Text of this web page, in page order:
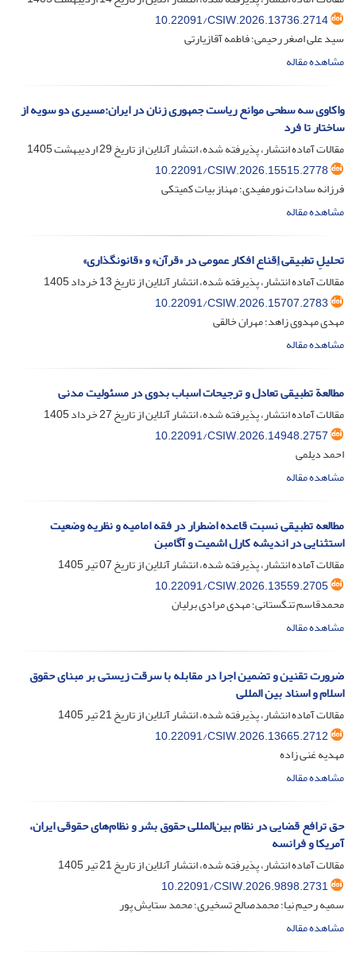
10.22091/CSIW.2026.13736.2714
سید علی اصغر رحیمی؛ فاطمه آقازیارتی
مشاهده مقاله
واکاوی سه سطحی موانع ریاست جمهوری زنان در ایران:مسیری دو سویه از
ساختار تا فرد
مقالات آماده انتشار، پذیرفته شده، انتشار آنلاین از تاریخ29 اردیبهشت 1405
10.22091/CSIW.2026.15515.2778
فرزانه سادات نورمفیدی؛ مهناز بیات کمیتکی
مشاهده مقاله
تحلیلِ تطبیقی اِقناع افکار عمومی در «قرآن» و «قانونگذاری»
مقالات آماده انتشار، پذیرفته شده، انتشار آنلاین از تاریخ13 خرداد 1405
10.22091/CSIW.2026.15707.2783
مهدی مهدوی زاهد؛ مهران خالقی
مشاهده مقاله
مطالعة تطبیقی تعادل و ترجیحات اسباب بدوی در مسئولیت مدنی
مقالات آماده انتشار، پذیرفته شده، انتشار آنلاین از تاریخ27 خرداد 1405
10.22091/CSIW.2026.14948.2757
احمد دیلمی
مشاهده مقاله
مطالعه‌ تطبیقی نسبت قاعده اضطرار در فقه امامیه و نظریه وضعیت
استثنایی در اندیشه کارل اشمیت و آگامبن
مقالات آماده انتشار، پذیرفته شده، انتشار آنلاین از تاریخ07 تیر 1405
10.22091/CSIW.2026.13559.2705
محمدقاسم تنگستانی؛ مهدی مرادی برلیان
مشاهده مقاله
ضرورت تقنین و تضمین اجرا در مقابله با سرقت زیستی بر مبنای حقوق
اسلام و اسناد بین المللی
مقالات آماده انتشار، پذیرفته شده، انتشار آنلاین از تاریخ21 تیر 1405
10.22091/CSIW.2026.13665.2712
مهدیه غنی زاده
مشاهده مقاله
حق ترافع قضایی در نظام بین‌المللی حقوق بشر و نظام‌های حقوقی ایران،
آمریکا و فرانسه
مقالات آماده انتشار، پذیرفته شده، انتشار آنلاین از تاریخ21 تیر 1405
10.22091/CSIW.2026.9898.2731
سمیه رحیم نیا؛ محمدصالح تسخیری؛ محمد ستایش پور
مشاهده مقاله